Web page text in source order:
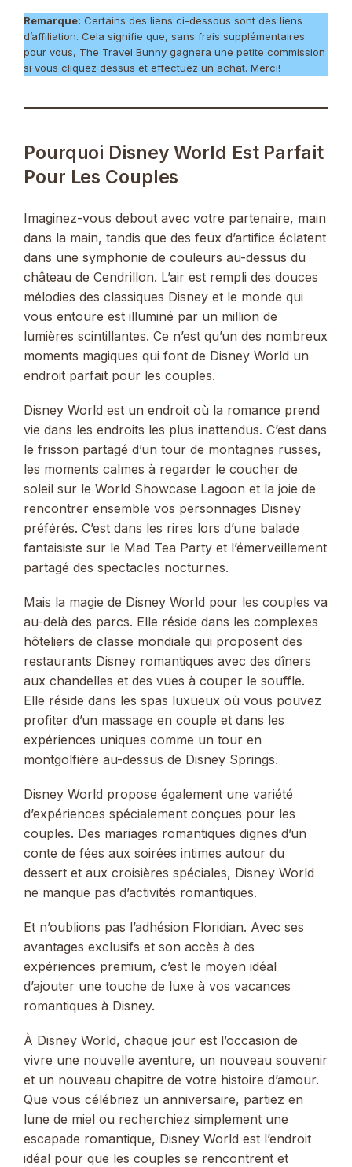
Remarque: Certains des liens ci-dessous sont des liens
d’affiliation. Cela signifie que, sans frais supplémentaires
pour vous, The Travel Bunny gagnera une petite commission
si vous cliquez dessus et effectuez un achat. Merci!
Pourquoi Disney World Est Parfait
Pour Les Couples
Imaginez-vous debout avec votre partenaire, main
dans la main, tandis que des feux d’artifice éclatent
dans une symphonie de couleurs au-dessus du
château de Cendrillon. L’air est rempli des douces
mélodies des classiques Disney et le monde qui
vous entoure est illuminé par un million de
lumières scintillantes. Ce n’est qu’un des nombreux
moments magiques qui font de Disney World un
endroit parfait pour les couples.
Disney World est un endroit où la romance prend
vie dans les endroits les plus inattendus. C’est dans
le frisson partagé d’un tour de montagnes russes,
les moments calmes à regarder le coucher de
soleil sur le World Showcase Lagoon et la joie de
rencontrer ensemble vos personnages Disney
préférés. C’est dans les rires lors d’une balade
fantaisiste sur le Mad Tea Party et l’émerveillement
partagé des spectacles nocturnes.
Mais la magie de Disney World pour les couples va
au-delà des parcs. Elle réside dans les complexes
hôteliers de classe mondiale qui proposent des
restaurants Disney romantiques avec des dîners
aux chandelles et des vues à couper le souffle.
Elle réside dans les spas luxueux où vous pouvez
profiter d’un massage en couple et dans les
expériences uniques comme un tour en
montgolfière au-dessus de Disney Springs.
Disney World propose également une variété
d’expériences spécialement conçues pour les
couples. Des mariages romantiques dignes d’un
conte de fées aux soirées intimes autour du
dessert et aux croisières spéciales, Disney World
ne manque pas d’activités romantiques.
Et n’oublions pas l’adhésion Floridian. Avec ses
avantages exclusifs et son accès à des
expériences premium, c’est le moyen idéal
d’ajouter une touche de luxe à vos vacances
romantiques à Disney.
À Disney World, chaque jour est l’occasion de
vivre une nouvelle aventure, un nouveau souvenir
et un nouveau chapitre de votre histoire d’amour.
Que vous célébriez un anniversaire, partiez en
lune de miel ou recherchiez simplement une
escapade romantique, Disney World est l’endroit
idéal pour que les couples se rencontrent et